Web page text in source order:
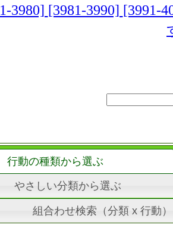
3980] [3981-3990] [3991-
行動の種類から選ぶ
やさしい分類から選ぶ
組合わせ検索（分類 x 行動）